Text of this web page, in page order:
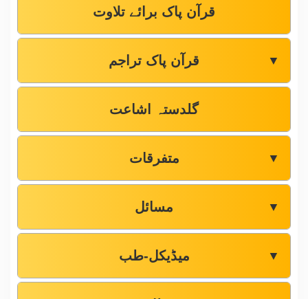
قرآن پاک برائے تلاوت
قرآن پاک تراجم ▼
گلدستہ اشاعت
متفرقات ▼
مسائل ▼
میڈیکل-طب ▼